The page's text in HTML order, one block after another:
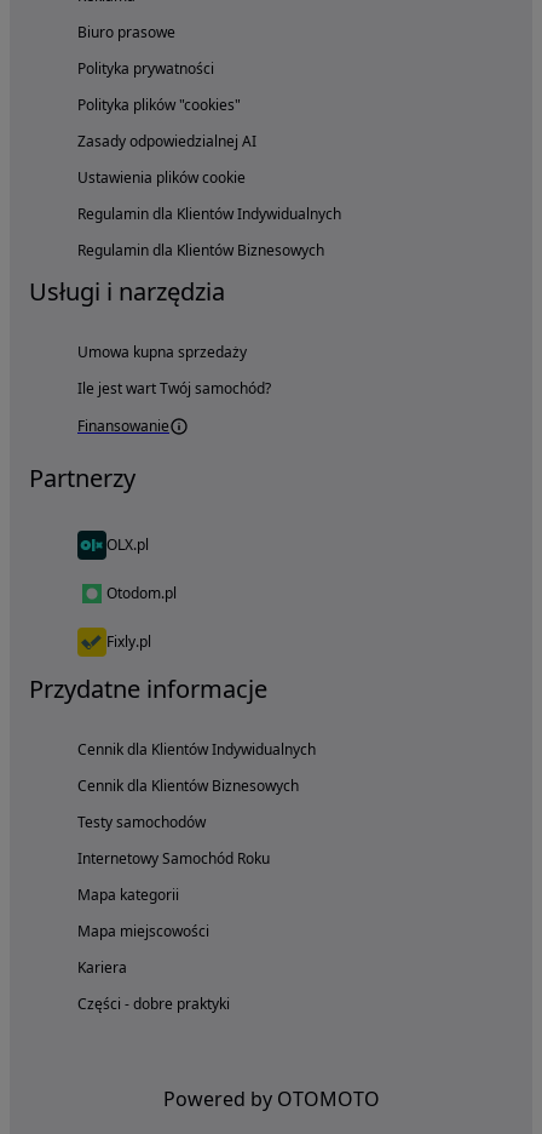
Biuro prasowe
Polityka prywatności
Polityka plików "cookies"
Zasady odpowiedzialnej AI
Ustawienia plików cookie
Regulamin dla Klientów Indywidualnych
Regulamin dla Klientów Biznesowych
Usługi i narzędzia
Umowa kupna sprzedaży
Ile jest wart Twój samochód?
Finansowanie
Partnerzy
OLX.pl
Otodom.pl
Fixly.pl
Przydatne informacje
Cennik dla Klientów Indywidualnych
Cennik dla Klientów Biznesowych
Testy samochodów
Internetowy Samochód Roku
Mapa kategorii
Mapa miejscowości
Kariera
Części - dobre praktyki
Powered by OTOMOTO